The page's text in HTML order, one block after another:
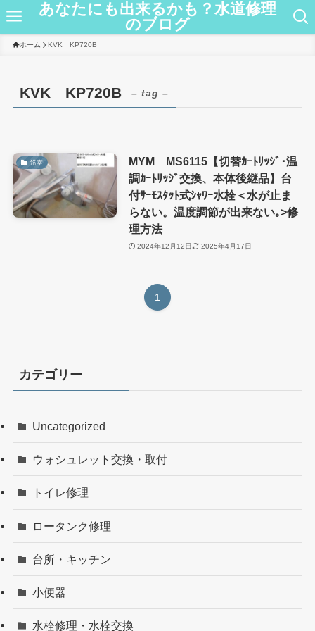
あなたにも出来るかも？水道修理
のブログ
ホーム KVK KP720B
KVK KP720B – tag –
浴室
MYM MS6115【切替ｶｰﾄﾘｯｼﾞ･温
調ｶｰﾄﾘｯｼﾞ交換、本体後継品】台
付ｻｰﾓｽﾀｯﾄ式ｼｬﾜｰ水栓＜水が止ま
らない。温度調節が出来ない｡>修
理方法
2024年12月12日 2025年4月17日
1
カテゴリー
Uncategorized
ウォシュレット交換・取付
トイレ修理
ロータンク修理
台所・キッチン
小便器
水栓修理・水栓交換